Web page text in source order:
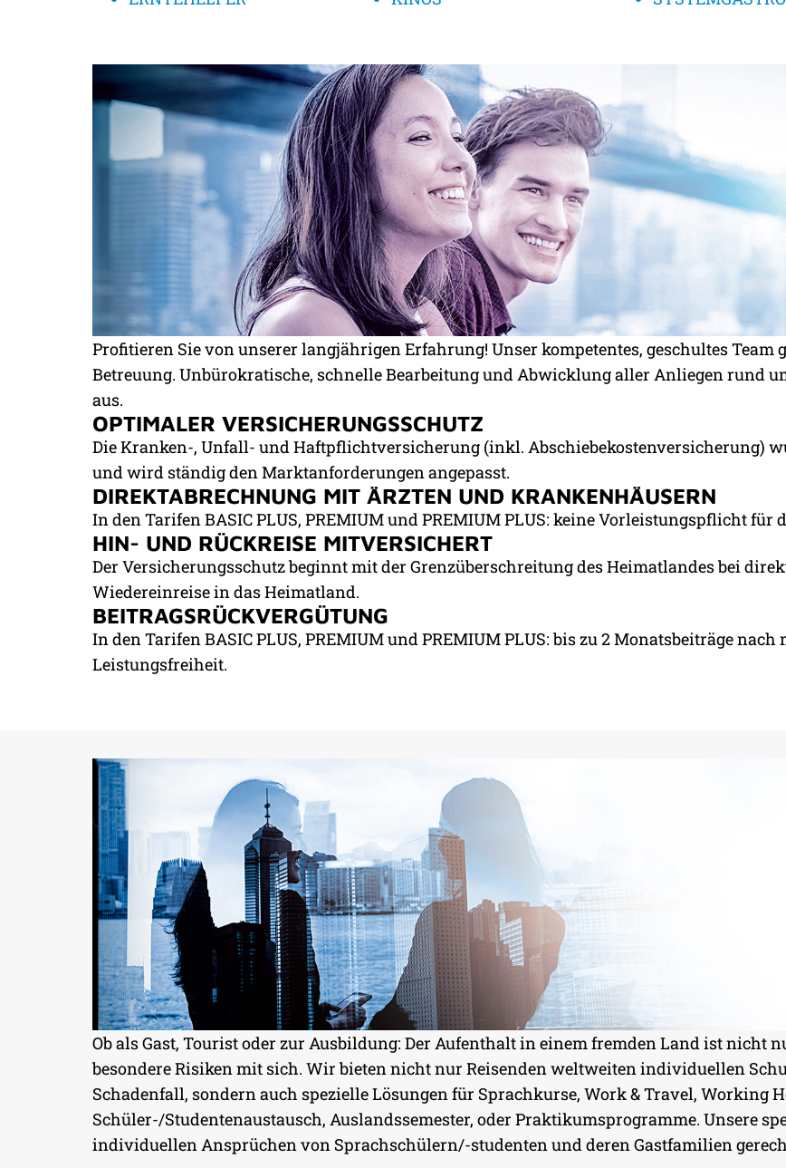
AU-PAIRS
RUNDUM-SCHUTZ VOM
SPEZIALISTEN
Profitieren Sie von unserer langjährigen Erfahrung! Unser kompetentes, geschultes
Betreuung. Unbürokratische, schnelle Bearbeitung und Abwicklung aller Anliegen rund
aus.
OPTIMALER VERSICHERUNGSSCHUTZ
Die Kranken-, Unfall- und Haftpflichtversicherung (inkl. Abschiebekostenversicherung)
und wird ständig den Marktanforderungen angepasst.
DIREKTABRECHNUNG MIT ÄRZTEN UND KRANKENHÄUSERN
In den Tarifen BASIC PLUS, PREMIUM und PREMIUM PLUS: keine Vorleistungspflicht für
HIN- UND RÜCKREISE MITVERSICHERT
Der Versicherungsschutz beginnt mit der Grenzüberschreitung des Heimatlandes bei
Wiedereinreise in das Heimatland.
BEITRAGSRÜCKVERGÜTUNG
In den Tarifen BASIC PLUS, PREMIUM und PREMIUM PLUS: bis zu 2 Monatsbeiträge
Leistungsfreiheit.
AUSLAND
MIT SICHERHEIT ENTSPANNT
UNTERWEGS
Ob als Gast, Tourist oder zur Ausbildung: Der Aufenthalt in einem fremden Land ist nicht
besondere Risiken mit sich. Wir bieten nicht nur Reisenden weltweiten individuellen
Schadenfall, sondern auch spezielle Lösungen für Sprachkurse, Work & Travel, Working
Schüler-/Studentenaustausch, Auslandssemester, oder Praktikumsprogramme. Unsere
individuellen Ansprüchen von Sprachschülern/-studenten und deren Gastfamilien